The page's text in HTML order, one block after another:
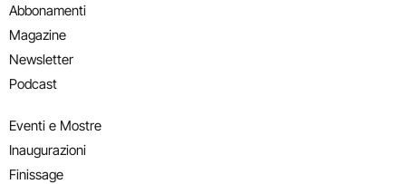
Abbonamenti
Magazine
Newsletter
Podcast
Eventi e Mostre
Inaugurazioni
Finissage